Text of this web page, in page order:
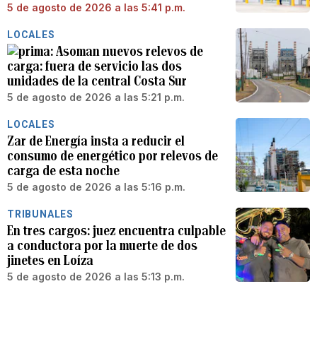
5 de agosto de 2026 a las 5:41 p.m.
LOCALES
Asoman nuevos relevos de
carga: fuera de servicio las dos
unidades de la central Costa Sur
5 de agosto de 2026 a las 5:21 p.m.
LOCALES
Zar de Energía insta a reducir el
consumo de energético por relevos de
carga de esta noche
5 de agosto de 2026 a las 5:16 p.m.
TRIBUNALES
En tres cargos: juez encuentra culpable
a conductora por la muerte de dos
jinetes en Loíza
5 de agosto de 2026 a las 5:13 p.m.